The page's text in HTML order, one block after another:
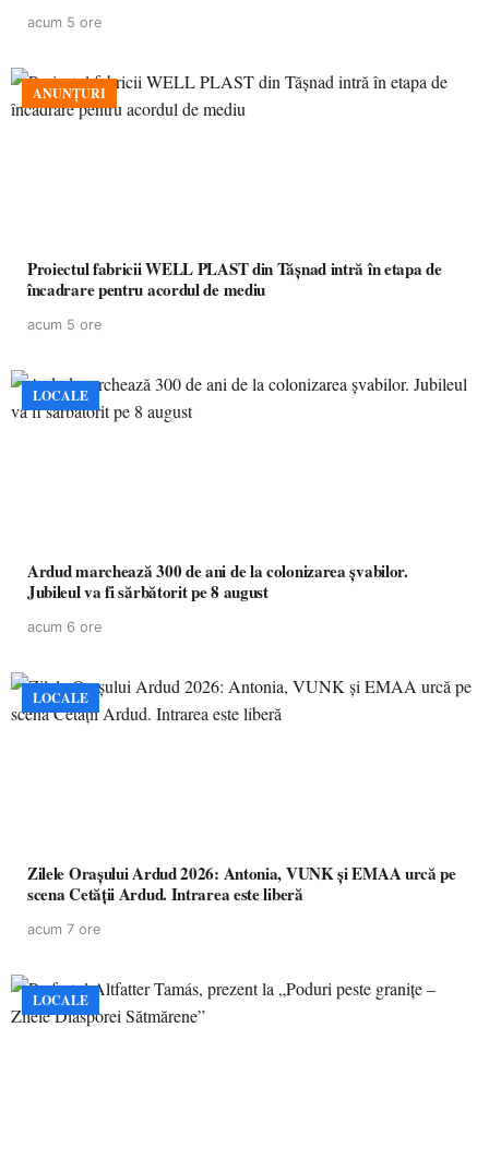
acum 5 ore
ANUNȚURI
Proiectul fabricii WELL PLAST din Tășnad intră în etapa de
încadrare pentru acordul de mediu
acum 5 ore
LOCALE
Ardud marchează 300 de ani de la colonizarea șvabilor.
Jubileul va fi sărbătorit pe 8 august
acum 6 ore
LOCALE
Zilele Orașului Ardud 2026: Antonia, VUNK și EMAA urcă pe
scena Cetății Ardud. Intrarea este liberă
acum 7 ore
LOCALE